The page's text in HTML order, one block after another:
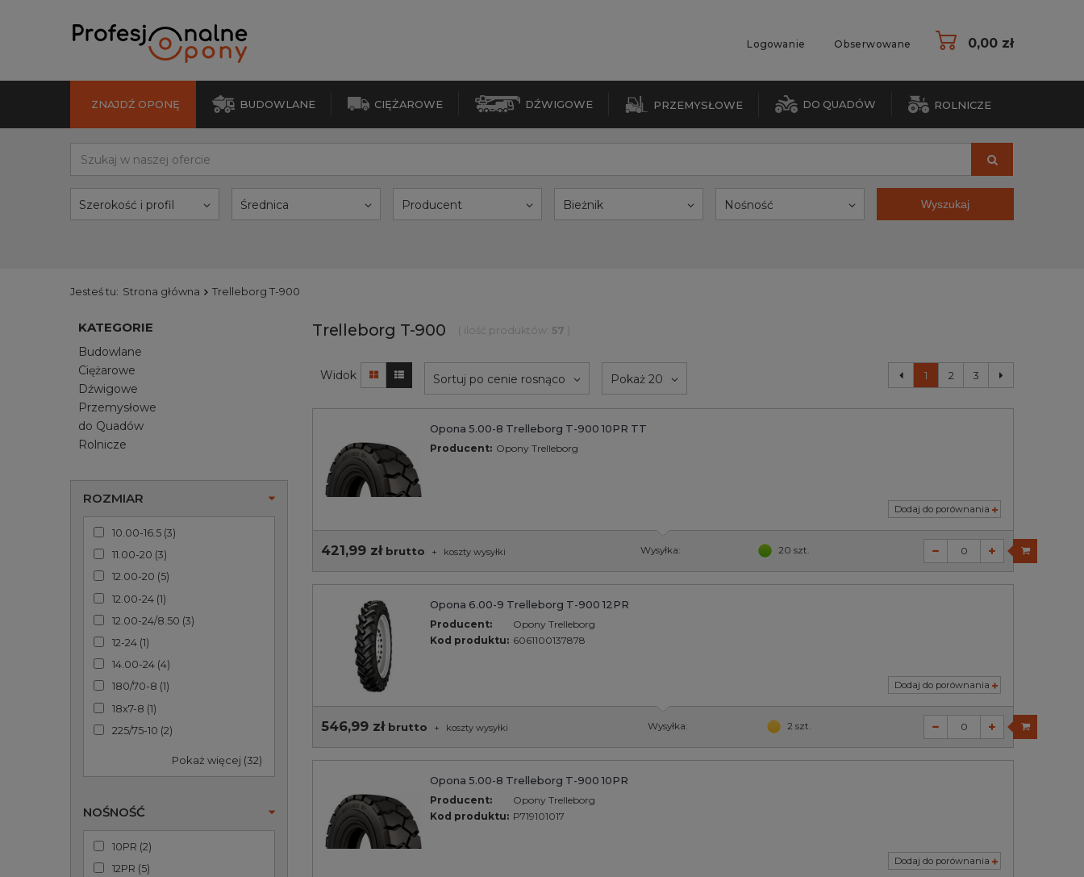
Logowanie Obserwowane 0,00 zł
ZNAJDŹ OPONĘ BUDOWLANE CIĘŻAROWE DŹWIGOWE PRZEMYSŁOWE DO QUADÓW ROLNICZE
Szerokość i profil Średnica Producent Bieżnik Nośność Wyszukaj
Jesteś tu: Strona główna Trelleborg T-900
KATEGORIE
Budowlane
Ciężarowe
Dźwigowe
Przemysłowe
do Quadów
Rolnicze
ROZMIAR
10.00-16.5 (3)
11.00-20 (3)
12.00-20 (5)
12.00-24 (1)
12.00-24/8.50 (3)
12-24 (1)
14.00-24 (4)
180/70-8 (1)
18x7-8 (1)
225/75-10 (2)
Pokaż więcej (32)
NOŚNOŚĆ
10PR (2)
12PR (5)
Trelleborg T-900 ( ilość produktów: 57 )
Widok Sortuj po cenie rosnąco Pokaż 20 1 2 3
Opona 5.00-8 Trelleborg T-900 10PR TT
Producent: Opony Trelleborg
Dodaj do porównania
421,99 złbrutto + koszty wysyłki Wysyłka: 20 szt.
Opona 6.00-9 Trelleborg T-900 12PR
Producent:
Opony Trelleborg
Kod produktu: 6061100137878
Dodaj do porównania
546,99 złbrutto + koszty wysyłki Wysyłka: 2 szt.
Opona 5.00-8 Trelleborg T-900 10PR
Producent:
Opony Trelleborg
Kod produktu: P719101017
Dodaj do porównania